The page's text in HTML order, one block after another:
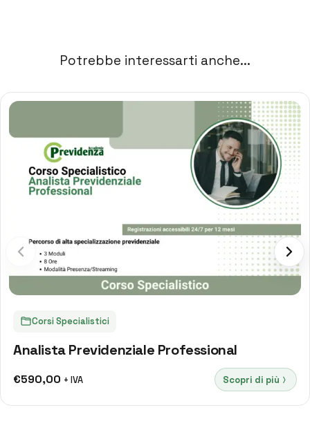
Potrebbe interessarti anche...
Corsi Specialistici
Analista Previdenziale Professional
€590,00 + IVA Scopri di più